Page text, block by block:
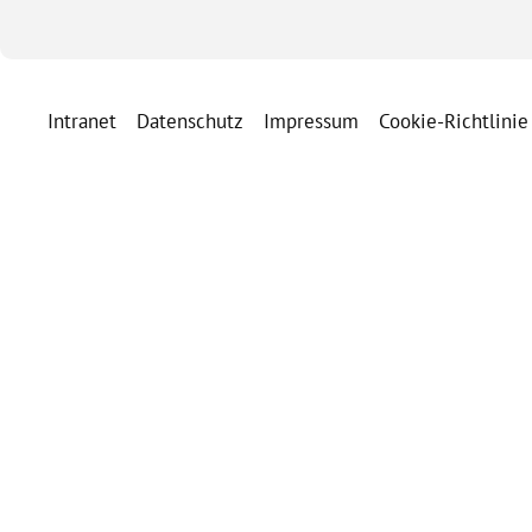
Intranet Datenschutz Impressum Cookie-Richtlinie